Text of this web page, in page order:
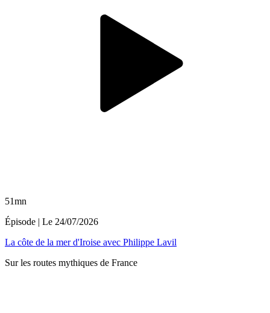
51mn
Épisode | Le 24/07/2026
La côte de la mer d'Iroise avec Philippe Lavil
Sur les routes mythiques de France